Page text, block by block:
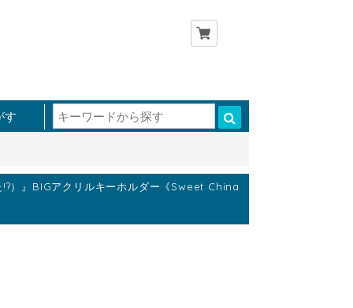
す
）』BIGアクリルキーホルダー《Sweet China